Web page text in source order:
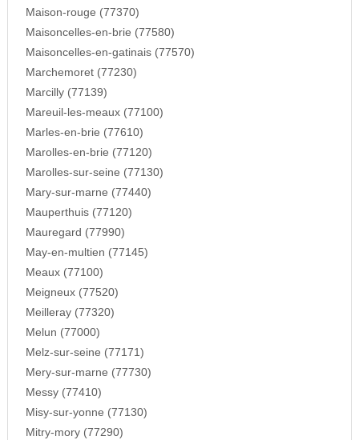
Maison-rouge (77370)
Maisoncelles-en-brie (77580)
Maisoncelles-en-gatinais (77570)
Marchemoret (77230)
Marcilly (77139)
Mareuil-les-meaux (77100)
Marles-en-brie (77610)
Marolles-en-brie (77120)
Marolles-sur-seine (77130)
Mary-sur-marne (77440)
Mauperthuis (77120)
Mauregard (77990)
May-en-multien (77145)
Meaux (77100)
Meigneux (77520)
Meilleray (77320)
Melun (77000)
Melz-sur-seine (77171)
Mery-sur-marne (77730)
Messy (77410)
Misy-sur-yonne (77130)
Mitry-mory (77290)